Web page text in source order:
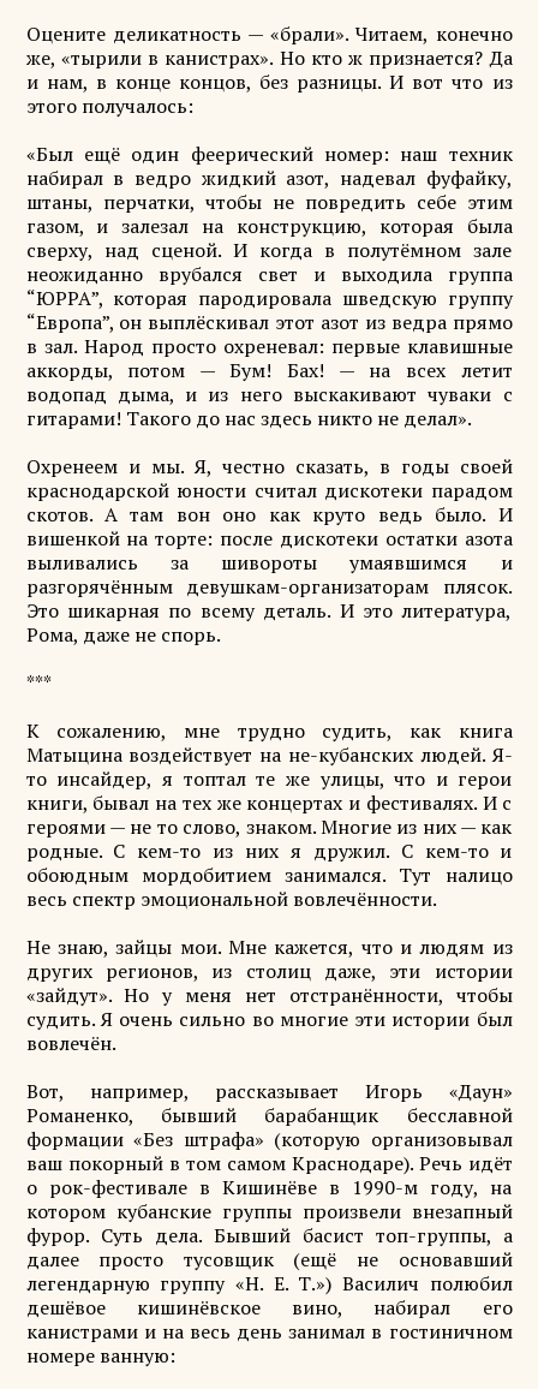
Оцените деликатность — «брали». Читаем, конечно
же, «тырили в канистрах». Но кто ж признается? Да
и нам, в конце концов, без разницы. И вот что из
этого получалось:
«Был ещё один феерический номер: наш техник
набирал в ведро жидкий азот, надевал фуфайку,
штаны, перчатки, чтобы не повредить себе этим
газом, и залезал на конструкцию, которая была
сверху, над сценой. И когда в полутёмном зале
неожиданно врубался свет и выходила группа
“ЮРРА”, которая пародировала шведскую группу
“Европа”, он выплёскивал этот азот из ведра прямо
в зал. Народ просто охреневал: первые клавишные
аккорды, потом — Бум! Бах! — на всех летит
водопад дыма, и из него выскакивают чуваки с
гитарами! Такого до нас здесь никто не делал».
Охренеем и мы. Я, честно сказать, в годы своей
краснодарской юности считал дискотеки парадом
скотов. А там вон оно как круто ведь было. И
вишенкой на торте: после дискотеки остатки азота
выливались за шивороты умаявшимся и
разгорячённым девушкам-организаторам плясок.
Это шикарная по всему деталь. И это литература,
Рома, даже не спорь.
***
К сожалению, мне трудно судить, как книга
Матыцина воздействует на не-кубанских людей. Я-
то инсайдер, я топтал те же улицы, что и герои
книги, бывал на тех же концертах и фестивалях. И с
героями — не то слово, знаком. Многие из них — как
родные. С кем-то из них я дружил. С кем-то и
обоюдным мордобитием занимался. Тут налицо
весь спектр эмоциональной вовлечённости.
Не знаю, зайцы мои. Мне кажется, что и людям из
других регионов, из столиц даже, эти истории
«зайдут». Но у меня нет отстранённости, чтобы
судить. Я очень сильно во многие эти истории был
вовлечён.
Вот, например, рассказывает Игорь «Даун»
Романенко, бывший барабанщик бесславной
формации «Без штрафа» (которую организовывал
ваш покорный в том самом Краснодаре). Речь идёт
о рок-фестивале в Кишинёве в 1990-м году, на
котором кубанские группы произвели внезапный
фурор. Суть дела. Бывший басист топ-группы, а
далее просто тусовщик (ещё не основавший
легендарную группу «Н. Е. Т.») Василич полюбил
дешёвое кишинёвское вино, набирал его
канистрами и на весь день занимал в гостиничном
номере ванную: